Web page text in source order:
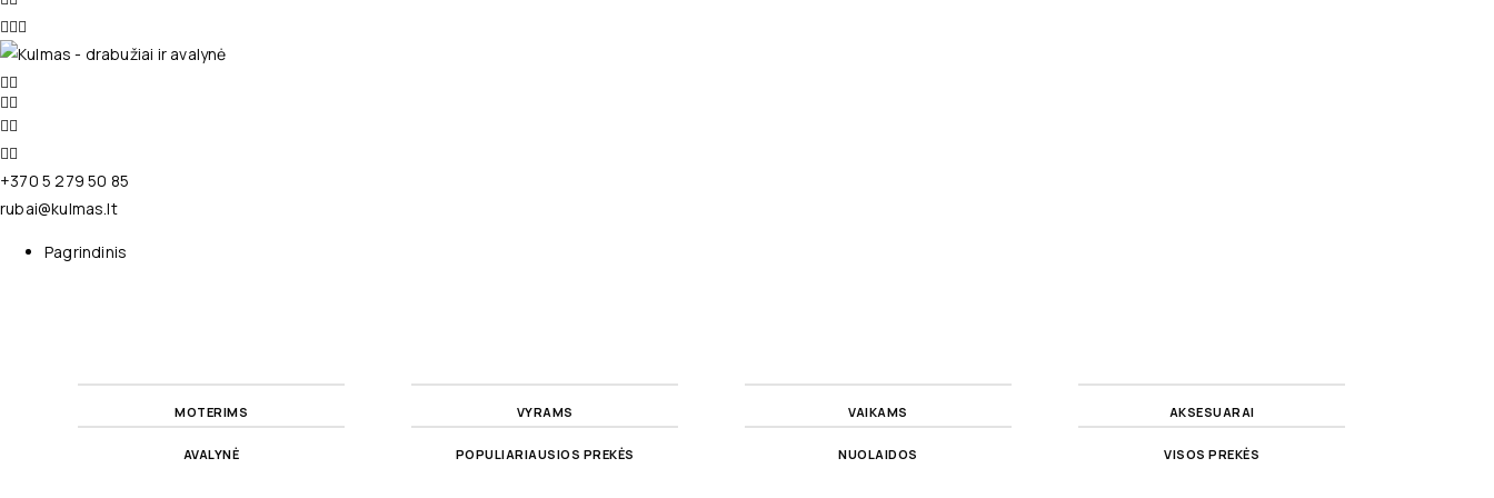
+370 5 279 50 85
rubai@kulmas.lt
Pagrindinis
MOTERIMS VYRAMS VAIKAMS AKSESUARAI
AVALYNĖ POPULIARIAUSIOS PREKĖS NUOLAIDOS VISOS PREKĖS